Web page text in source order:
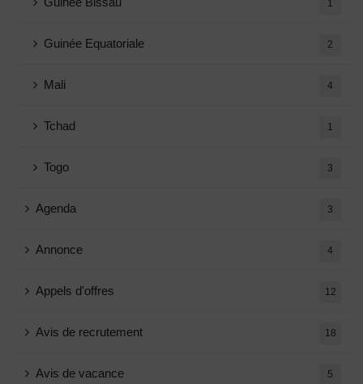
1
Guinée Equatoriale 2
Mali 4
Tchad 1
Togo 3
Agenda 3
Annonce 4
Appels d'offres 12
Avis de recrutement 18
Avis de vacance 5